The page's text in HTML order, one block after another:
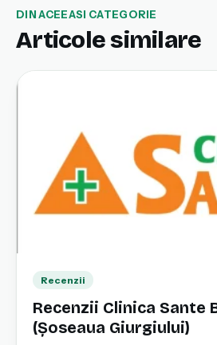
DIN ACEEASI CATEGORIE
Articole similare
Recenzii
Recenzii Clinica Sante
(Șoseaua Giurgiului)